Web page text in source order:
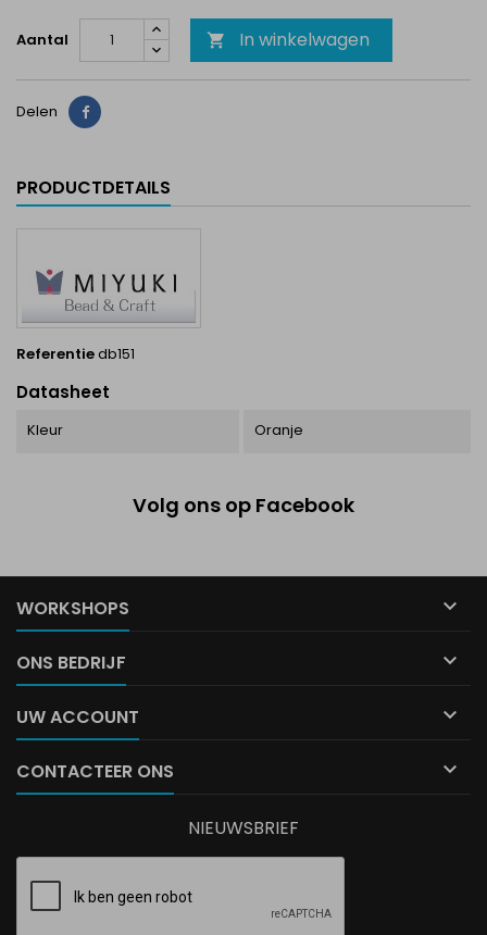
Aantal  In winkelwagen
Delen Delen
PRODUCTDETAILS
Referentiedb151
Datasheet
Kleur Oranje
Volg ons op Facebook
WORKSHOPS 
ONS BEDRIJF 
UW ACCOUNT 
CONTACTEER ONS 
NIEUWSBRIEF